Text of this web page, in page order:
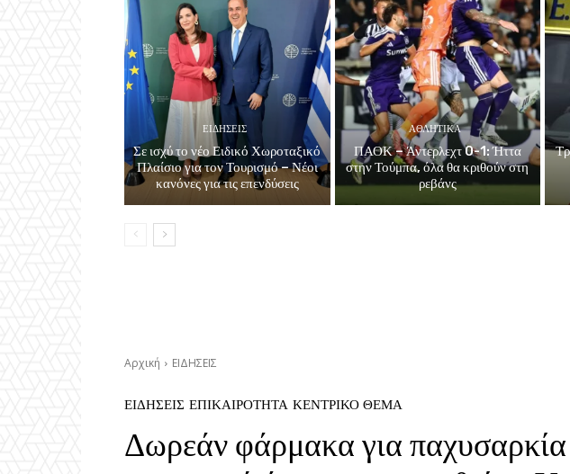
ΕΙΔΗΣΕΙΣ
Σε ισχύ το νέο Ειδικό Χωροταξικό
Πλαίσιο για τον Τουρισμό – Νέοι
κανόνες για τις επενδύσεις
ΑΘΛΗΤΙΚΑ
ΠΑΟΚ – Άντερλεχτ 0-1: Ήττα
στην Τούμπα, όλα θα κριθούν στη
ρεβάνς